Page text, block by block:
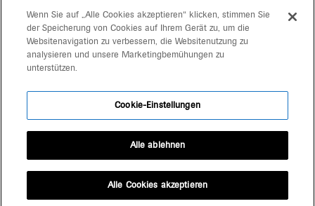
projekte
gerd bergmeister arch
schlachthausgasse 3
39042 brixen
+39 0472 80 11 29
Wenn Sie auf „Alle Cookies akzeptieren“ klicken, stimmen Sie
der Speicherung von Cookies auf Ihrem Gerät zu, um die
Websitenavigation zu verbessern, die Websitenutzung zu
analysieren und unsere Marketingbemühungen zu
unterstützen.
Cookie-Einstellungen
Alle ablehnen
Alle Cookies akzeptieren